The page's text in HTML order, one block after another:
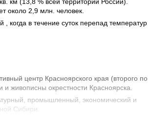
около 2,9 млн. человек.
, когда в течение суток перепад температур
центр Красноярского края (второго по
живописны окрестности Красноярска.
промышленный, экономический и
Сибири.